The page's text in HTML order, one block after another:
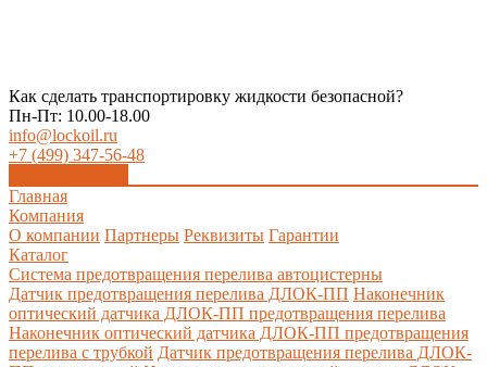
Как сделать транспортировку жидкости безопасной?
Пн-Пт: 10.00-18.00
info@lockoil.ru
+7 (499) 347-56-48
Главная
Компания
О компании Партнеры Реквизиты Гарантии
Каталог
Система предотвращения перелива автоцистерны
Датчик предотвращения перелива ДЛОК-ПП Наконечник
оптический датчика ДЛОК-ПП предотвращения перелива
Наконечник оптический датчика ДЛОК-ПП предотвращения
перелива с трубкой Датчик предотвращения перелива ДЛОК-